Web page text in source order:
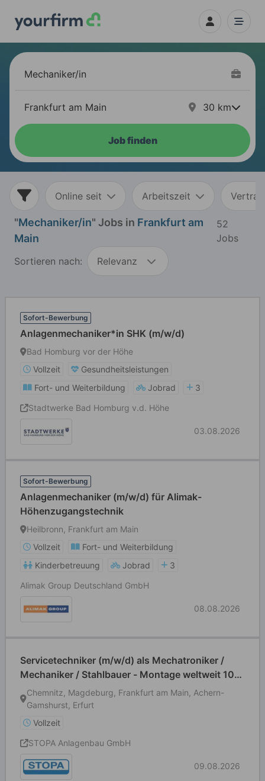
30 km
Job finden
Online seit Arbeitszeit
"Mechaniker/in" Jobs in Frankfurt am
Main
52
Jobs
Sortieren nach:
Relevanz
Sofort-Bewerbung
Anlagenmechaniker*in SHK (m/w/d)
Bad Homburg vor der Höhe
Vollzeit
Gesundheitsleistungen
Fort- und Weiterbildung
Jobrad
3
Stadtwerke Bad Homburg v.d. Höhe
03.08.2026
Sofort-Bewerbung
Anlagenmechaniker (m/w/d) für Alimak-
Höhenzugangstechnik
Heilbronn, Frankfurt am Main
Vollzeit
Fort- und Weiterbildung
Kinderbetreuung
Jobrad
3
Alimak Group Deutschland GmbH
08.08.2026
Servicetechniker (m/w/d) als Mechatroniker /
Mechaniker / Stahlbauer - Montage weltweit 100
% Außendienst
Chemnitz, Magdeburg, Frankfurt am Main, Achern-
Gamshurst, Erfurt
Vollzeit
STOPA Anlagenbau GmbH
09.08.2026